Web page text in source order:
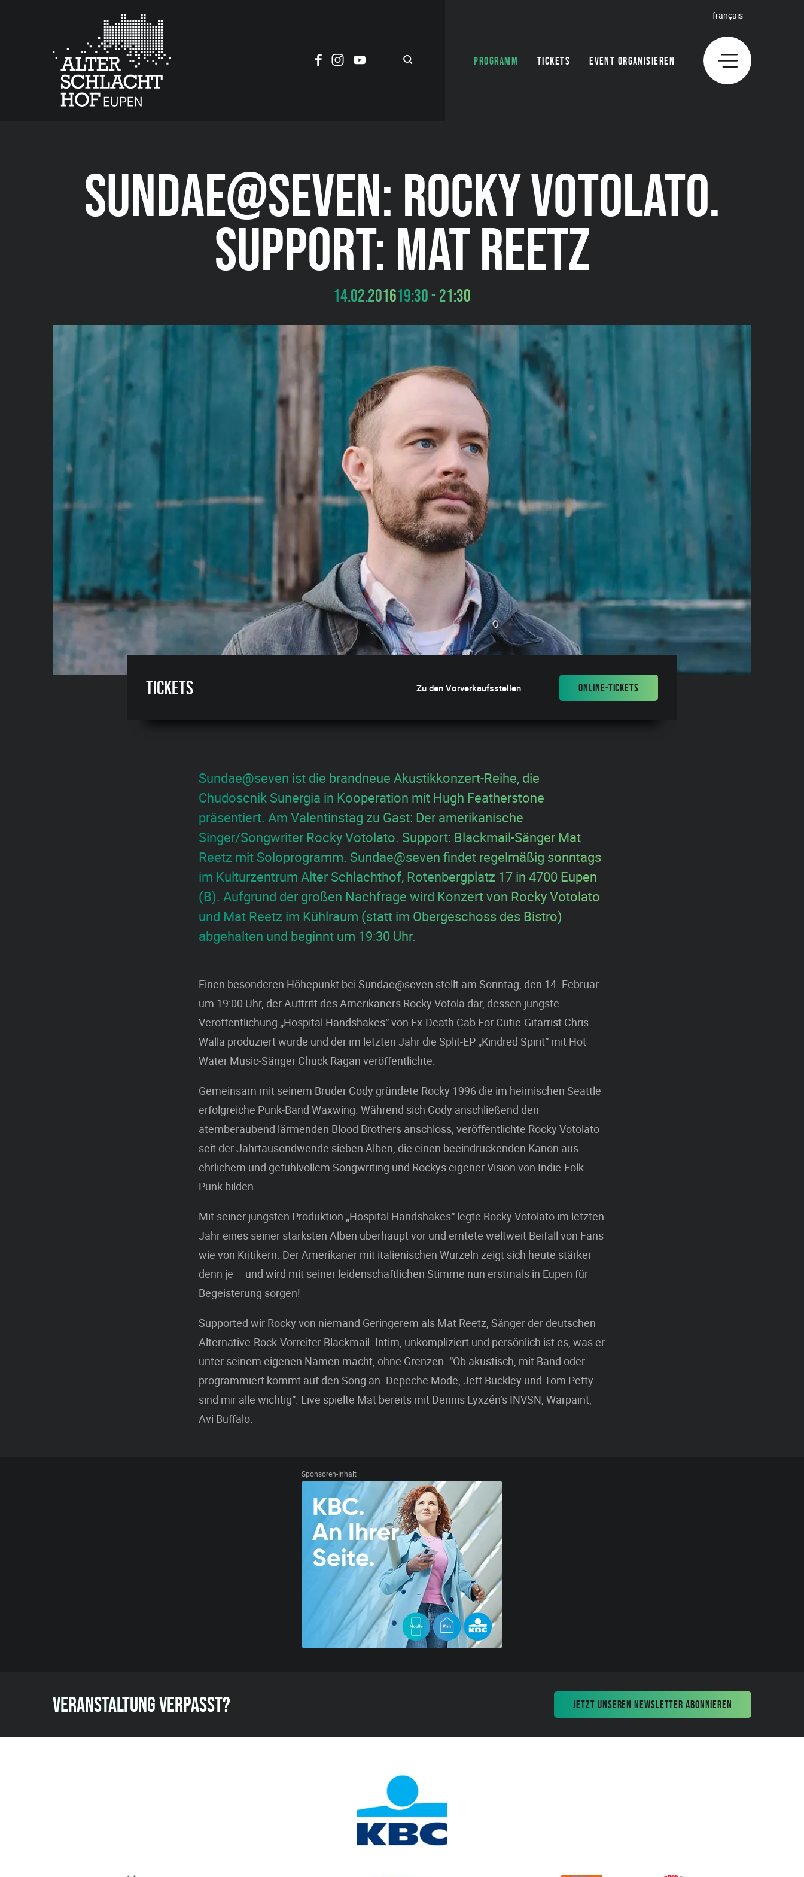
PROGRAMM TICKETS EVENT ORGANISIEREN
français
SUNDAE@SEVEN: ROCKY VOTOLATO.
SUPPORT: MAT REETZ
14.02.201619:30 - 21:30
Tickets Zu den Vorverkaufsstellen ONLINE-TICKETS
Sundae@seven ist die brandneue Akustikkonzert-Reihe, die
Chudoscnik Sunergia in Kooperation mit Hugh Featherstone
präsentiert. Am Valentinstag zu Gast: Der amerikanische
Singer/Songwriter Rocky Votolato. Support: Blackmail-Sänger Mat
Reetz mit Soloprogramm. Sundae@seven findet regelmäßig sonntags
im Kulturzentrum Alter Schlachthof, Rotenbergplatz 17 in 4700 Eupen
(B). Aufgrund der großen Nachfrage wird Konzert von Rocky Votolato
und Mat Reetz im Kühlraum (statt im Obergeschoss des Bistro)
abgehalten und beginnt um 19:30 Uhr.
Einen besonderen Höhepunkt bei Sundae@seven stellt am Sonntag, den 14. Februar
um 19:00 Uhr, der Auftritt des Amerikaners Rocky Votola dar, dessen jüngste
Veröffentlichung „Hospital Handshakes“ von Ex-Death Cab For Cutie-Gitarrist Chris
Walla produziert wurde und der im letzten Jahr die Split-EP „Kindred Spirit“ mit Hot
Water Music-Sänger Chuck Ragan veröffentlichte.
Gemeinsam mit seinem Bruder Cody gründete Rocky 1996 die im heimischen Seattle
erfolgreiche Punk-Band Waxwing. Während sich Cody anschließend den
atemberaubend lärmenden Blood Brothers anschloss, veröffentlichte Rocky Votolato
seit der Jahrtausendwende sieben Alben, die einen beeindruckenden Kanon aus
ehrlichem und gefühlvollem Songwriting und Rockys eigener Vision von Indie-Folk-
Punk bilden.
Mit seiner jüngsten Produktion „Hospital Handshakes“ legte Rocky Votolato im letzten
Jahr eines seiner stärksten Alben überhaupt vor und erntete weltweit Beifall von Fans
wie von Kritikern. Der Amerikaner mit italienischen Wurzeln zeigt sich heute stärker
denn je – und wird mit seiner leidenschaftlichen Stimme nun erstmals in Eupen für
Begeisterung sorgen!
Supported wir Rocky von niemand Geringerem als Mat Reetz, Sänger der deutschen
Alternative-Rock-Vorreiter Blackmail. Intim, unkompliziert und persönlich ist es, was er
unter seinem eigenen Namen macht, ohne Grenzen. “Ob akustisch, mit Band oder
programmiert kommt auf den Song an. Depeche Mode, Jeff Buckley und Tom Petty
sind mir alle wichtig”. Live spielte Mat bereits mit Dennis Lyxzén’s INVSN, Warpaint,
Avi Buffalo.
Sponsoren-Inhalt
VERANSTALTUNG VERPASST? JETZT UNSEREN NEWSLETTER ABONNIEREN